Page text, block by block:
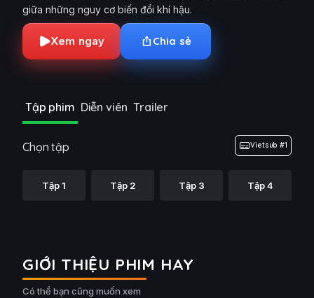
giữa những nguy cơ biến đổi khí hậu.
Xem ngay Chia sẻ
Tập phim Diễn viên Trailer
Chọn tập Vietsub #1
Tập 1 Tập 2 Tập 3 Tập 4
GIỚI THIỆU PHIM HAY
Có thể bạn cũng muốn xem